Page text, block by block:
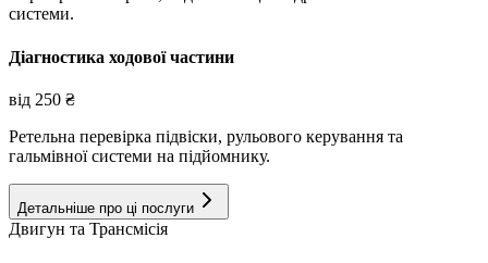
системи.
Діагностика ходової частини
від 250 ₴
Ретельна перевірка підвіски, рульового керування та
гальмівної системи на підйомнику.
Детальніше про ці послуги
Двигун та Трансмісія